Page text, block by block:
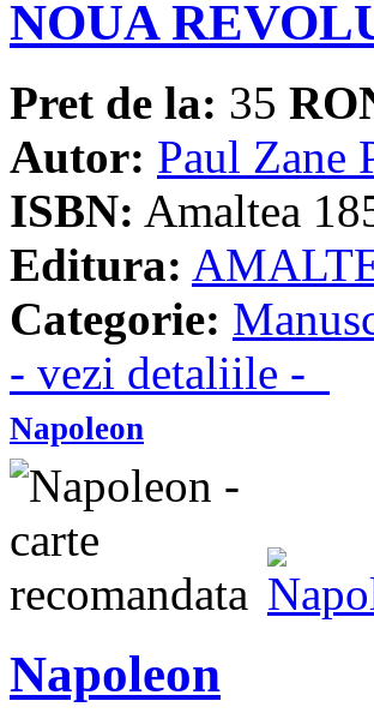
NOUA
Pret de la: 35
Autor: Paul Zane
ISBN: Amaltea
Editura:
Categorie:
- vezi detaliile -
Napoleon
Napoleon